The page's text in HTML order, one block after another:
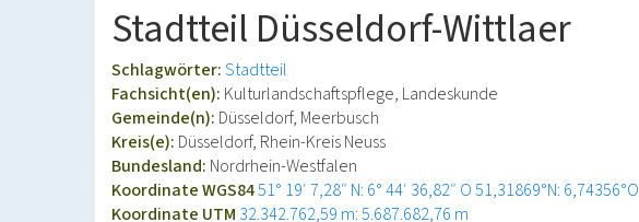
Stadtteil Düsseldorf-Wittlaer
Schlagwörter:Stadtteil
Fachsicht(en): Kulturlandschaftspflege, Landeskunde
Gemeinde(n): Düsseldorf, Meerbusch
Kreis(e): Düsseldorf, Rhein-Kreis Neuss
Bundesland: Nordrhein-Westfalen
Koordinate WGS8451° 19′ 7,28″ N: 6° 44′ 36,82″ O51,31869°N: 6,74356°O
Koordinate UTM 32.342.762,59 m: 5.687.682,76 m